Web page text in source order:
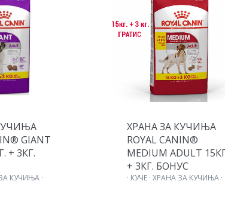
GIANT
+ 3КГ.
КУЧИЊА ·
ХРАНА ЗА КУЧИЊА
ROYAL CANIN®
MEDIUM ADULT
+ 3КГ. БОНУС
· КУЧЕ · ХРАНА ЗА КУЧИЊА ·